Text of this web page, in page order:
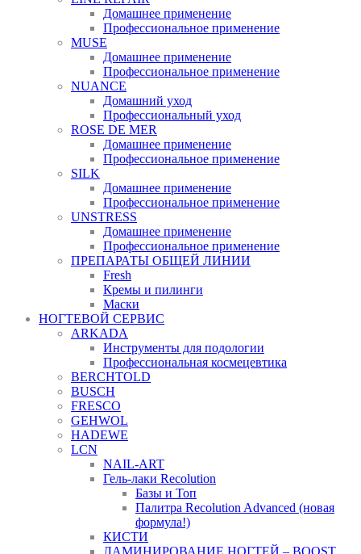
Домашнее применение
Профессиональное применение
MUSE
Домашнее применение
Профессиональное применение
NUANCE
Домашний уход
Профессиональный уход
ROSE DE MER
Домашнее применение
Профессиональное применение
SILK
Домашнее применение
Профессиональное применение
UNSTRESS
Домашнее применение
Профессиональное применение
ПРЕПАРАТЫ ОБЩЕЙ ЛИНИИ
Fresh
Кремы и пилинги
Маски
НОГТЕВОЙ СЕРВИС
ARKADA
Инструменты для подологии
Профессиональная космецевтика
BERCHTOLD
BUSCH
FRESCO
GEHWOL
HADEWE
LCN
NAIL-ART
Гель-лаки Recolution
Базы и Топ
Палитра Recolution Advanced (новая
формула!)
КИСТИ
ЛАМИНИРОВАНИЕ НОГТЕЙ – BOOST